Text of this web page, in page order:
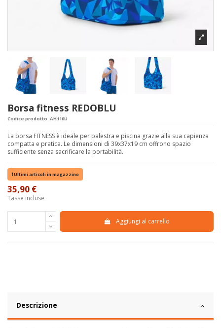
Borsa fitness REDOBLU
Codice prodotto: AH110U
La borsa FITNESS è ideale per palestra e piscina grazie alla sua capienza
compatta e pratica. Le dimensioni di 39x37x19 cm offrono spazio
sufficiente senza sacrificare la portabilità.
Ultimi articoli in magazzino
35,90 €
Tasse incluse
Aggiungi al carrello
Descrizione